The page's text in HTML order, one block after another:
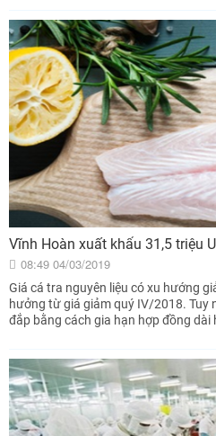
Vĩnh Hoàn xuất khẩu 31,5 triệu
08:49 04/03/2019
Giá cá tra nguyên liệu có xu hướng
hưởng từ giá giảm quý IV/2018. Tuy
đắp bằng cách gia hạn hợp đồng dài